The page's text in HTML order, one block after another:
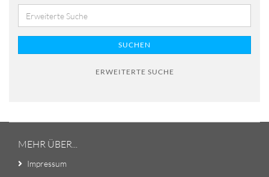
SUCHEN
ERWEITERTE SUCHE
MEHR ÜBER...
Impressum